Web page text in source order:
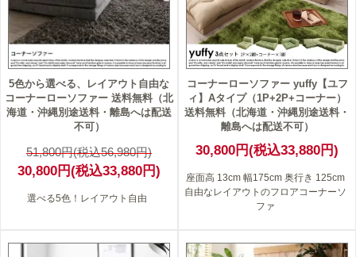
5色から選べる、レイアウト自由な
コーナーローソファー 送料無料（北
海道・沖縄別途送料・離島へは配送
不可）
51,800円(税込56,980円)
30,800円(税込33,880円)
選べる5色！レイアウト自由
コーナーローソファー yuffy【ユフ
ィ】Aタイプ（1P+2P+コーナー）
送料無料（北海道・沖縄別途送料・
離島へは配送不可）
30,800円(税込33,880円)
座面高 13cm 幅175cm 奥行き 125cm
自由なレイアウトのフロアコーナーソ
ファ